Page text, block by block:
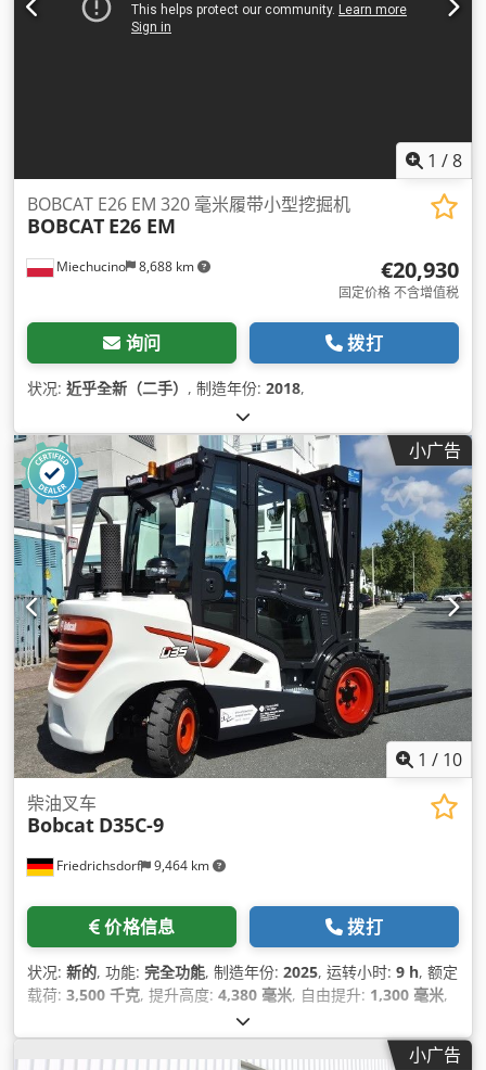
1 /8
Miechucino 8,688 km
BOBCAT E26 EM 320 毫米履带小型挖掘机
BOBCAT E26 EM
€20,930
固定价格 不含增值税
询问 拨打
状况: 近乎全新（二手） , 制造年份: 2018,
小广告
1 / 10
Friedrichsdorf 9,464 km
柴油叉车
Bobcat D35C-9
价格信息 拨打
状况: 新的, 功能: 完全功能, 制造年份: 2025, 运转小时: 9 h, 额定
载荷: 3,500 千克, 提升高度: 4,380 毫米, 自由提升: 1,300 毫米,
三重式 (triplex)
米, 功率:45 千瓦 (61.18 马力), 叉架宽度:1,190 毫米, 叉长:
4,850 千克, 总长度: 2,779 毫米, 驱动类
小广告